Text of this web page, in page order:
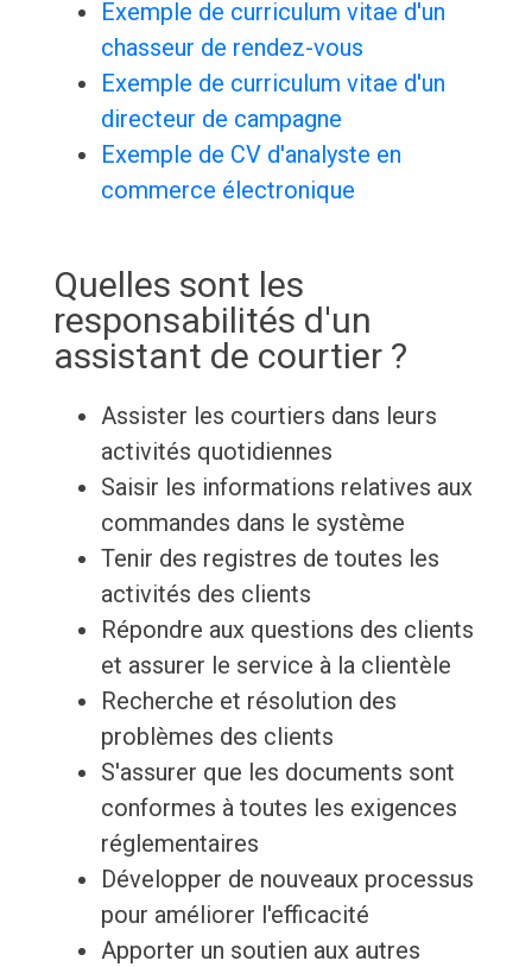
Exemple de curriculum vitae d'un
chasseur de rendez-vous
Exemple de curriculum vitae d'un
directeur de campagne
Exemple de CV d'analyste en
commerce électronique
Quelles sont les
responsabilités d'un
assistant de courtier ?
Assister les courtiers dans leurs
activités quotidiennes
Saisir les informations relatives aux
commandes dans le système
Tenir des registres de toutes les
activités des clients
Répondre aux questions des clients
et assurer le service à la clientèle
Recherche et résolution des
problèmes des clients
S'assurer que les documents sont
conformes à toutes les exigences
réglementaires
Développer de nouveaux processus
pour améliorer l'efficacité
Apporter un soutien aux autres